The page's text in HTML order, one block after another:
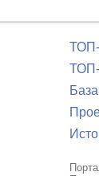
ТОП-
ТОП-